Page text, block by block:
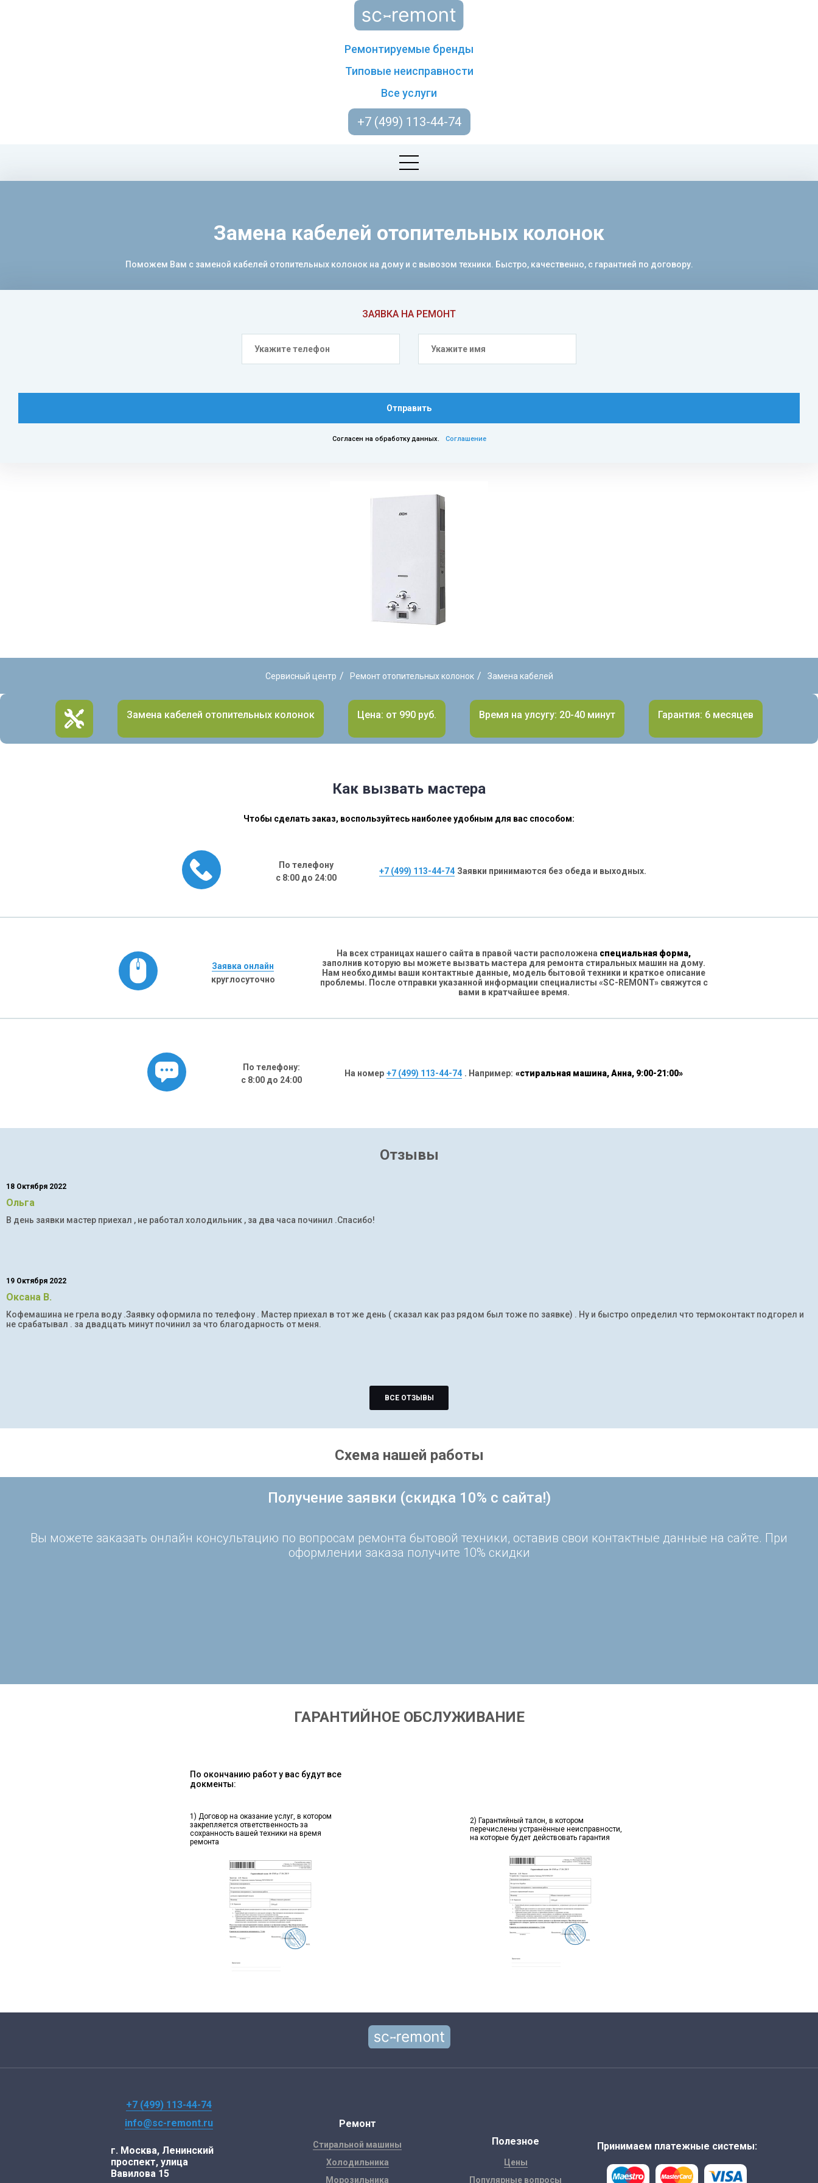
Ремонтируемые бренды
Типовые неисправности
Все услуги
+7 (499) 113-44-74
ЗАЯВКА НА РЕМОНТ
Отправить
Согласен на обработку данных. Соглашение
Замена кабелей отопительных колонок
Поможем Вам с заменой кабелей отопительных колонок на дому и с вывозом техники. Быстро, качественно, с гарантией по договору.
Сервисный центр / Ремонт отопительных колонок / Замена кабелей
Замена кабелей отопительных колонок Цена: от 990 руб. Время на улсугу: 20-40 минут Гарантия: 6 месяцев
Как вызвать мастера
Чтобы сделать заказ, воспользуйтесь наиболее удобным для вас способом:
По телефону
с 8:00 до 24:00
+7 (499) 113-44-74 Заявки принимаются без обеда и выходных.
Заявка онлайн
круглосуточно
На всех страницах нашего сайта в правой части расположена специальная форма,
заполнив которую вы можете вызвать мастера для ремонта стиральных машин на дому.
Нам необходимы ваши контактные данные, модель бытовой техники и краткое описание
проблемы. После отправки указанной информации специалисты «SC-REMONT» свяжутся с
вами в кратчайшее время.
По телефону:
с 8:00 до 24:00
На номер +7 (499) 113-44-74 . Например: «стиральная машина, Анна, 9:00-21:00»
Отзывы
18 Октября 2022
Ольга
В день заявки мастер приехал , не работал холодильник , за два часа починил .Спасибо!
19 Октября 2022
Оксана В.
Кофемашина не грела воду .Заявку оформила по телефону . Мастер приехал в тот же день ( сказал как раз рядом был тоже по заявке) . Ну и быстро определил что термоконтакт подгорел и
не срабатывал . за двадцать минут починил за что благодарность от меня.
ВСЕ ОТЗЫВЫ
Схема нашей работы
Получение заявки (скидка 10% с сайта!)
Вы можете заказать онлайн консультацию по вопросам ремонта бытовой техники, оставив свои контактные данные на сайте. При
оформлении заказа получите 10% скидки
ГАРАНТИЙНОЕ ОБСЛУЖИВАНИЕ
По окончанию работ у вас будут все
докменты:
1) Договор на оказание услуг, в котором
закрепляется ответственность за
сохранность вашей техники на время
ремонта
2) Гарантийный талон, в котором
перечислены устранённые неисправности,
на которые будет действовать гарантия
+7 (499) 113-44-74
info@sc-remont.ru
г. Москва, Ленинский
проспект, улица
Вавилова 15
Ремонт
Стиральной машины
Холодильника
Морозильника
Полезное
Цены
Популярные вопросы
Принимаем платежные системы: